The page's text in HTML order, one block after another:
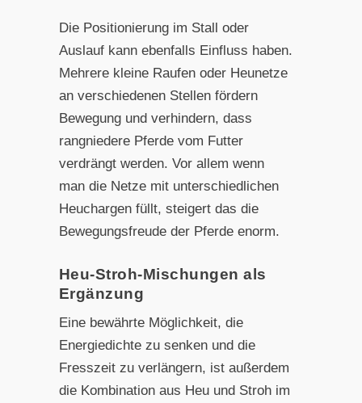
Die Positionierung im Stall oder
Auslauf kann ebenfalls Einfluss haben.
Mehrere kleine Raufen oder Heunetze
an verschiedenen Stellen fördern
Bewegung und verhindern, dass
rangniedere Pferde vom Futter
verdrängt werden. Vor allem wenn
man die Netze mit unterschiedlichen
Heuchargen füllt, steigert das die
Bewegungsfreude der Pferde enorm.
Heu-Stroh-Mischungen als
Ergänzung
Eine bewährte Möglichkeit, die
Energiedichte zu senken und die
Fresszeit zu verlängern, ist außerdem
die Kombination aus Heu und Stroh im